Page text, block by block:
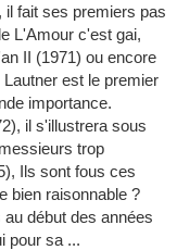
il fait ses premiers pas
L'Amour c'est gai,
II (1971) ou encore
est le premier
importance.
il s'illustrera sous
trop
Ils sont fous ces
bien raisonnable ?
début des années
pour sa ...